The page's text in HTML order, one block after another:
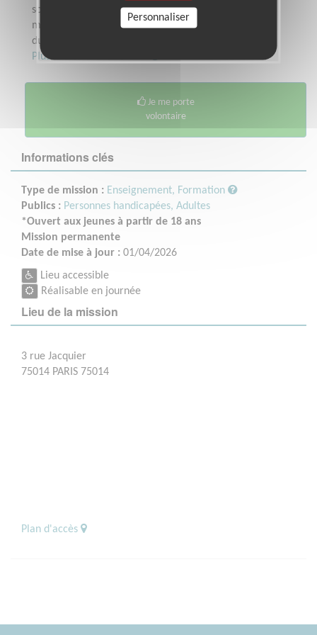
sont aveugles, et 1,3 million sont
malvoyantes. Avec l’allongement de la
durée de la vie, le nombre de...
Plus sur cette association
Je me porte
volontaire
Informations clés
Type de mission : Enseignement, Formation
Publics : Personnes handicapées, Adultes
*Ouvert aux jeunes à partir de 18 ans
Mission permanente
Date de mise à jour : 01/04/2026
Lieu accessible
Réalisable en journée
Lieu de la mission
3 rue Jacquier
75014 PARIS 75014
Plan d'accès
Personnaliser